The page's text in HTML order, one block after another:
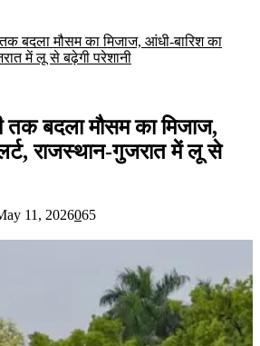
बदला मौसम का मिजाज, आंधी-बारिश का
में लू से बढ़ेगी परेशानी
तक बदला मौसम का मिजाज,
राजस्थान-गुजरात में लू से
11, 2026065